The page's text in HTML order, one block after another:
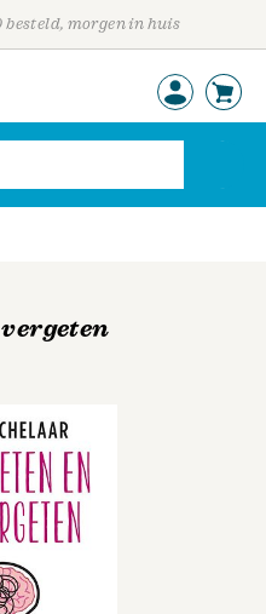
besteld, morgen in huis